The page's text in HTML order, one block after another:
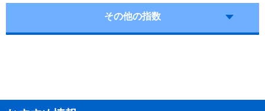
その他の指数